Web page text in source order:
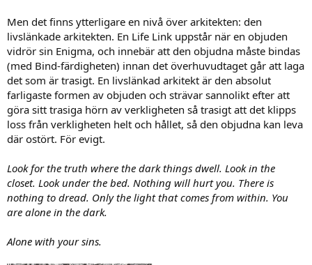
Men det finns ytterligare en nivå över arkitekten: den
livslänkade arkitekten. En Life Link uppstår när en objuden
vidrör sin Enigma, och innebär att den objudna måste bindas
(med Bind-färdigheten) innan det överhuvudtaget går att laga
det som är trasigt. En livslänkad arkitekt är den absolut
farligaste formen av objuden och strävar sannolikt efter att
göra sitt trasiga hörn av verkligheten så trasigt att det klipps
loss från verkligheten helt och hållet, så den objudna kan leva
där ostört. För evigt.
Look for the truth where the dark things dwell. Look in the
closet. Look under the bed. Nothing will hurt you. There is
nothing to dread. Only the light that comes from within. You
are alone in the dark.
Alone with your sins.